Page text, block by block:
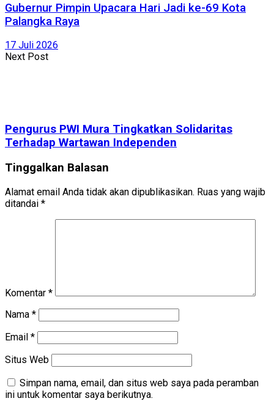
Gubernur Pimpin Upacara Hari Jadi ke-69 Kota
Palangka Raya
17 Juli 2026
Next Post
Pengurus PWI Mura Tingkatkan Solidaritas
Terhadap Wartawan Independen
Tinggalkan Balasan
Alamat email Anda tidak akan dipublikasikan. Ruas yang wajib
ditandai *
Komentar *
Nama *
Email *
Situs Web
Simpan nama, email, dan situs web saya pada peramban
ini untuk komentar saya berikutnya.